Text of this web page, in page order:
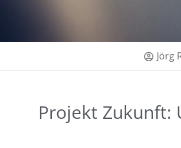
Jörg
Projekt Zukunft: